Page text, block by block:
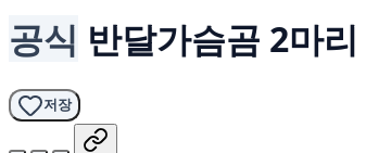
공식 반달가슴곰 2마리
저장